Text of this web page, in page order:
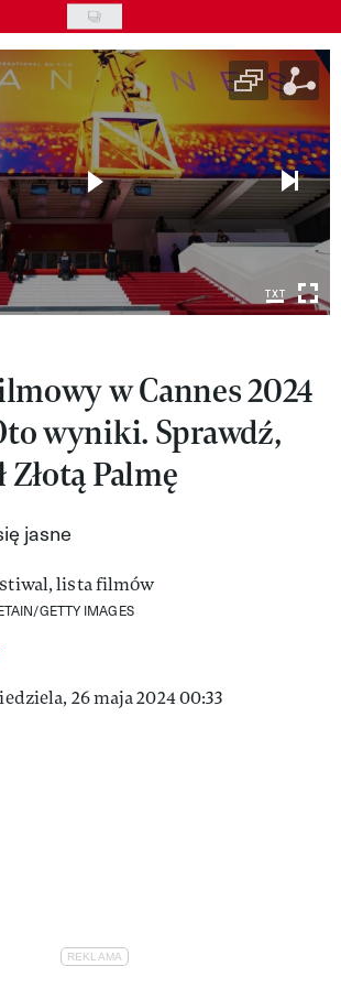
w Cannes 2024
wyniki. Sprawdź,
Palmę
jasne
GETTY IMAGES
26 maja 2024 00:33
whatsapp
przyjaciela